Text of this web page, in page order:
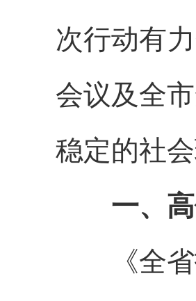
次行动有
会议及全
稳定的社会
一、
《全省